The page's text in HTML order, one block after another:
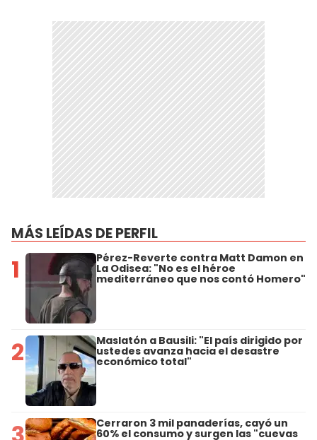
MÁS LEÍDAS DE PERFIL
1 Pérez-Reverte contra Matt Damon en
La Odisea: "No es el héroe
mediterráneo que nos contó Homero"
2 Maslatón a Bausili: "El país dirigido por
ustedes avanza hacia el desastre
económico total"
Cerraron 3 mil panaderías, cayó un
60% el consumo y surgen las "cuevas